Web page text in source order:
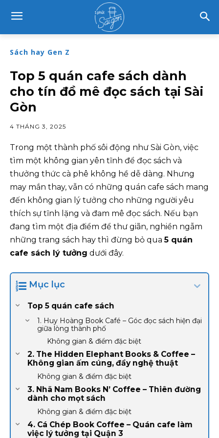
Sách hay Gen Z
Top 5 quán cafe sách dành
cho tín đồ mê đọc sách tại Sài
Gòn
4 THÁNG 3, 2025
Trong một thành phố sôi động như Sài Gòn, việc
tìm một không gian yên tĩnh để đọc sách và
thưởng thức cà phê không hề dễ dàng. Nhưng
may mắn thay, vẫn có những quán cafe sách mang
đến không gian lý tưởng cho những người yêu
thích sự tĩnh lặng và đam mê đọc sách. Nếu bạn
đang tìm một địa điểm để thư giãn, nghiền ngẫm
những trang sách hay thì đừng bỏ qua5 quán
cafe sách lý tưởng dưới đây.
Mục lục
Top 5 quán cafe sách
1. Huy Hoàng Book Café – Góc đọc sách hiện đại
giữa lòng thành phố
Không gian & điểm đặc biệt
2. The Hidden Elephant Books & Coffee –
Không gian ấm cúng, đầy nghệ thuật
Không gian & điểm đặc biệt
3. Nhã Nam Books N’ Coffee – Thiên đường
dành cho mọt sách
Không gian & điểm đặc biệt
4. Cá Chép Book Coffee – Quán cafe làm
việc lý tưởng tại Quận 3